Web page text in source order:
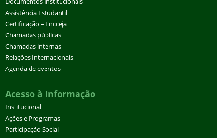
Assistência Estudantil
Certificação – Encceja
Chamadas públicas
Chamadas internas
Relações Internacionais
Agenda de eventos
Acesso à Informação
Institucional
Ações e Programas
Participação Social